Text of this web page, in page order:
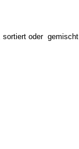
sortiert oder gemischt